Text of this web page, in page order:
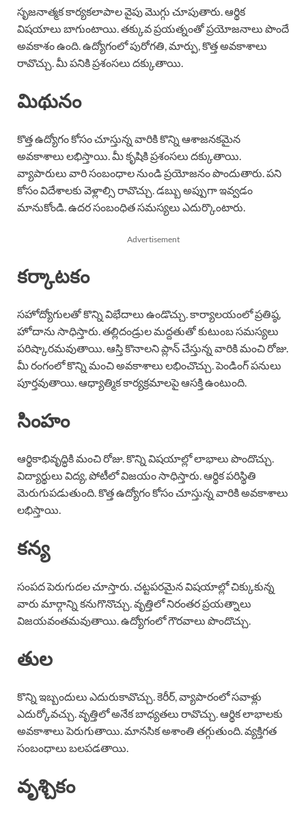
సృజనాత్మక కార్యకలాపాల వైపు మొగ్గు చూపుతారు. ఆర్థిక
విషయాలు బాగుంటాయి. తక్కువ ప్రయత్నంతో ప్రయోజనాలు పొందే
అవకాశం ఉంది. ఉద్యోగంలో పురోగతి, మార్పు, కొత్త అవకాశాలు
రావొచ్చు. మీ పనికి ప్రశంసలు దక్కుతాయి.
మిథునం
కొత్త ఉద్యోగం కోసం చూస్తున్న వారికి కొన్ని ఆశాజనకమైన
అవకాశాలు లభిస్తాయి. మీ కృషికి ప్రశంసలు దక్కుతాయి.
వ్యాపారులు వారి సంబంధాల నుండి ప్రయోజనం పొందుతారు. పని
కోసం విదేశాలకు వెళ్లాల్సి రావొచ్చు. డబ్బు అప్పుగా ఇవ్వడం
మానుకోండి. ఉదర సంబంధిత సమస్యలు ఎదుర్కొంటారు.
Advertisement
కర్కాటకం
సహోద్యోగులతో కొన్ని విభేదాలు ఉండొచ్చు. కార్యాలయంలో ప్రతిష్ఠ,
హోదాను సాధిస్తారు. తల్లిదండ్రుల మద్దతుతో కుటుంబ సమస్యలు
పరిష్కారమవుతాయి. ఆస్తి కొనాలని ప్లాన్ చేస్తున్న వారికి మంచి రోజు.
మీ రంగంలో కొన్ని మంచి అవకాశాలు లభించొచ్చు. పెండింగ్ పనులు
పూర్తవుతాయి. ఆధ్యాత్మిక కార్యక్రమాలపై ఆసక్తి ఉంటుంది.
సింహం
ఆర్థికాభివృద్ధికి మంచి రోజు. కొన్ని విషయాల్లో లాభాలు పొందొచ్చు.
విద్యార్థులు విద్య, పోటీలో విజయం సాధిస్తారు. ఆర్థిక పరిస్థితి
మెరుగుపడుతుంది. కొత్త ఉద్యోగం కోసం చూస్తున్న వారికి అవకాశాలు
లభిస్తాయి.
కన్య
సంపద పెరుగుదల చూస్తారు. చట్టపరమైన విషయాల్లో చిక్కుకున్న
వారు మార్గాన్ని కనుగొనొచ్చు. వృత్తిలో నిరంతర ప్రయత్నాలు
విజయవంతమవుతాయి. ఉద్యోగంలో గౌరవాలు పొందొచ్చు.
తుల
కొన్ని ఇబ్బందులు ఎదురుకావొచ్చు. కెరీర్, వ్యాపారంలో సవాళ్లు
ఎదుర్కోవచ్చు. వృత్తిలో అనేక బాధ్యతలు రావొచ్చు. ఆర్థిక లాభాలకు
అవకాశాలు పెరుగుతాయి. మానసిక అశాంతి తగ్గుతుంది. వ్యక్తిగత
సంబంధాలు బలపడతాయి.
వృశ్చికం